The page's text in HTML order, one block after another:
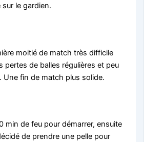
le gardien.
moitié de match très difficile
pertes de balles régulières et peu
Une fin de match plus solide.
min de feu pour démarrer, ensuite
de prendre une pelle pour